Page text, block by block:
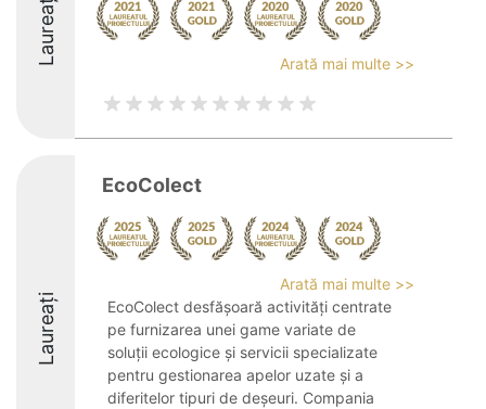
Laureați Arată mai multe >>
Laureați
EcoColect
Arată mai multe >>
EcoColect desfășoară activități centrate
pe furnizarea unei game variate de
soluții ecologice și servicii specializate
pentru gestionarea apelor uzate și a
diferitelor tipuri de deșeuri. Compania